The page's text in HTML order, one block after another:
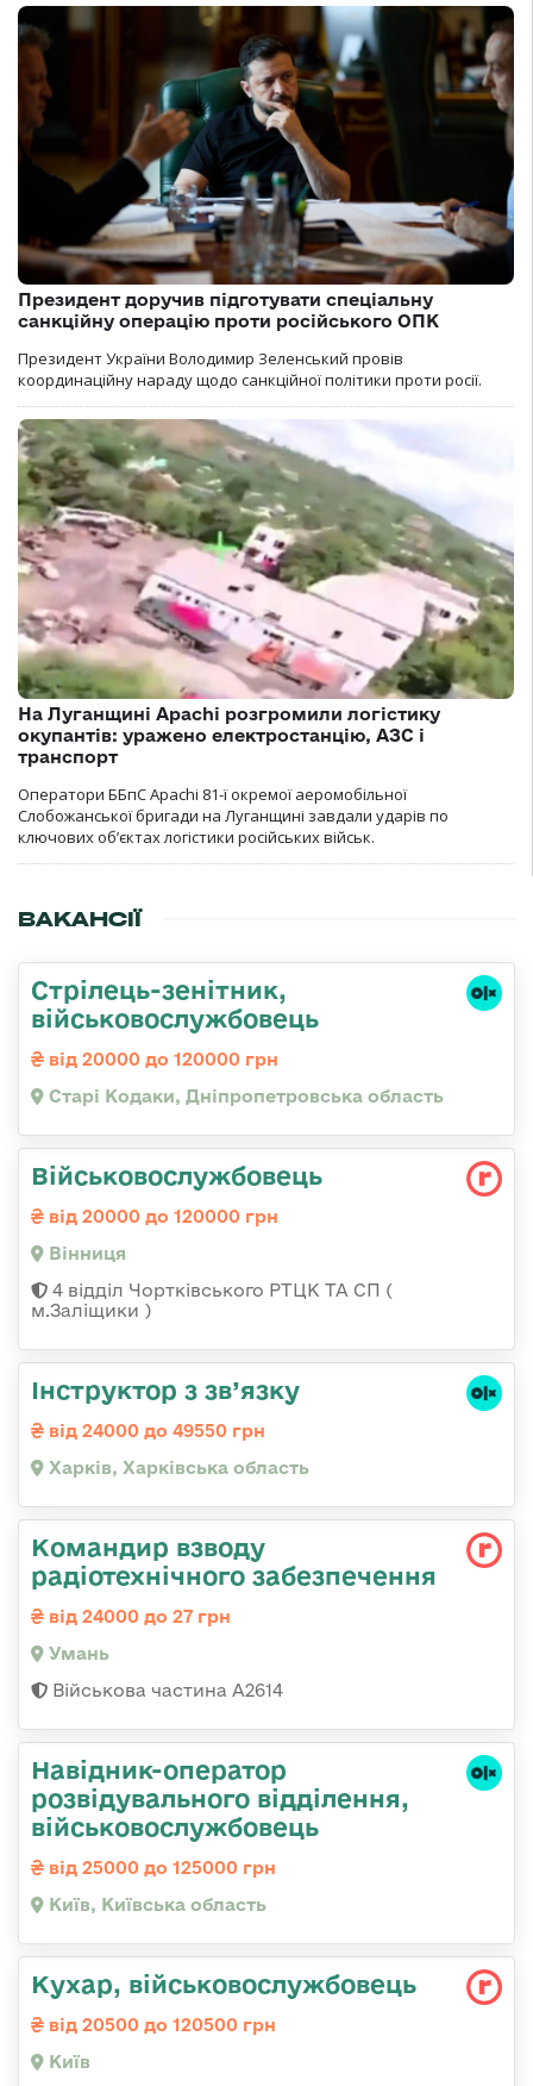
Президент доручив підготувати спеціальну
санкційну операцію проти російського ОПК
Президент України Володимир Зеленський провів
координаційну нараду щодо санкційної політики проти росії.
На Луганщині Apachi розгромили логістику
окупантів: уражено електростанцію, АЗС і
транспорт
Оператори ББпС Apachi 81-ї окремої аеромобільної
Слобожанської бригади на Луганщині завдали ударів по
ключових об’єктах логістики російських військ.
ВАКАНСІЇ
Стрілець-зенітник,
військовослужбовець
від 20000 до 120000 грн
Старі Кодаки, Дніпропетровська область
Військовослужбовець
від 20000 до 120000 грн
Вінниця
4 відділ Чортківського РТЦК ТА СП (
м.Заліщики )
Інструктор з зв’язку
від 24000 до 49550 грн
Харків, Харківська область
Командир взводу
радіотехнічного забезпечення
від 24000 до 27 грн
Умань
Військова частина А2614
Навідник-оператор
розвідувального відділення,
військовослужбовець
від 25000 до 125000 грн
Київ, Київська область
Кухар, військовослужбовець
від 20500 до 120500 грн
Київ